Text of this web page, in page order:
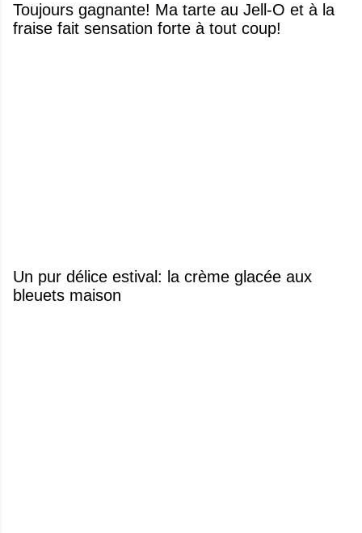
Toujours gagnante! Ma tarte au Jell-O et à la
fraise fait sensation forte à tout coup!
Un pur délice estival: la crème glacée aux
bleuets maison